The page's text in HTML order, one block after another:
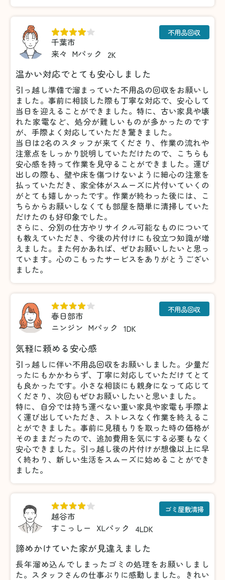
千葉市
来々 Mパック 2K
不用品回収
温かい対応でとても安心しました
引っ越し準備で溜まっていた不用品の回収をお願いし
ました。事前に相談した際も丁寧な対応で、安心して
当日を迎えることができました。特に、古い家具や壊
れた家電など、処分が難しいものが多かったのです
が、手際よく対応していただき驚きました。
当日は2名のスタッフが来てくださり、作業の流れや
注意点をしっかり説明していただけたので、こちらも
安心感を持って作業を見守ることができました。運び
出しの際も、壁や床を傷つけないように細心の注意を
払っていただき、家全体がスムーズに片付いていくの
がとても嬉しかったです。作業が終わった後には、こ
ちらからお願いしなくても部屋を簡単に清掃していた
だけたのも好印象でした。
さらに、分別の仕方やリサイクル可能なものについて
も教えていただき、今後の片付けにも役立つ知識が増
えました。また何かあれば、ぜひお願いしたいと思っ
ています。心のこもったサービスをありがとうござい
ました。
春日部市
ニンジン Mパック 1DK
不用品回収
気軽に頼める安心感
引っ越しに伴い不用品回収をお願いしました。少量だ
ったにもかかわらず、丁寧に対応していただけてとて
も良かったです。小さな相談にも親身になって応じて
くださり、次回もぜひお願いしたいと思いました。
特に、自分では持ち運べない重い家具や家電も手際よ
く運び出していただき、ストレスなく作業を終えるこ
とができました。事前に見積もりを取った時の価格が
そのままだったので、追加費用を気にする必要もなく
安心できました。引っ越し後の片付けが想像以上に早
く終わり、新しい生活をスムーズに始めることができ
ました。
越谷市
すこっしー
XLパック 4LDK
ゴミ屋敷清掃
諦めかけていた家が見違えました
長年溜め込んでしまったゴミの処理をお願いしまし
た。スタッフさんの仕事ぶりに感動しました。きれい